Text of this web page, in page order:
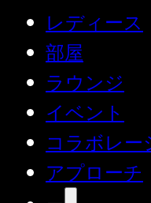
レディース
部屋
ラウンジ
イベント
コラボレー
アプローチ